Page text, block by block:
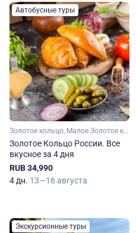
Автобусные туры
Золотое кольцо, Малое Золотое кольцо, Ярославская область, Костромская область, Владимирская область, Московская область, Ивановская область
Золотое Кольцо России. Все
вкусное за 4 дня
RUB 34,990
4 дн. 13—16 августа
Экскурсионные туры